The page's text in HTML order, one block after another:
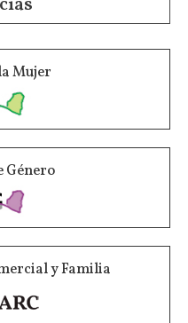
Mujer
Género
y Familia